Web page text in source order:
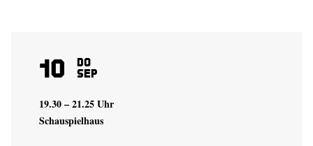
10 Do
Sep
19.30 – 21.25 Uhr
Schauspielhaus